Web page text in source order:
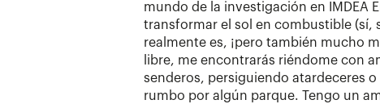
mundo de la investigación en IMDEA
transformar el sol en combustible (sí,
realmente es, ¡pero también mucho
libre, me encontrarás riéndome con
senderos, persiguiendo atardeceres
rumbo por algún parque. Tengo un